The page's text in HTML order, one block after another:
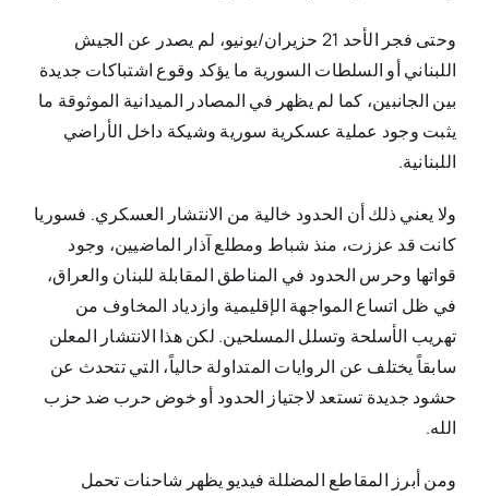
وحتى فجر الأحد 21 حزيران/يونيو، لم يصدر عن الجيش
اللبناني أو السلطات السورية ما يؤكد وقوع اشتباكات جديدة
بين الجانبين، كما لم يظهر في المصادر الميدانية الموثوقة ما
يثبت وجود عملية عسكرية سورية وشيكة داخل الأراضي
اللبنانية.
ولا يعني ذلك أن الحدود خالية من الانتشار العسكري. فسوريا
كانت قد عززت، منذ شباط ومطلع آذار الماضيين، وجود
قواتها وحرس الحدود في المناطق المقابلة للبنان والعراق،
في ظل اتساع المواجهة الإقليمية وازدياد المخاوف من
تهريب الأسلحة وتسلل المسلحين. لكن هذا الانتشار المعلن
سابقاً يختلف عن الروايات المتداولة حالياً، التي تتحدث عن
حشود جديدة تستعد لاجتياز الحدود أو خوض حرب ضد حزب
الله.
ومن أبرز المقاطع المضللة فيديو يظهر شاحنات تحمل